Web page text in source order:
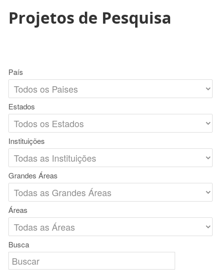
Projetos de Pesquisa
País
Estados
Instituições
Grandes Áreas
Áreas
Busca